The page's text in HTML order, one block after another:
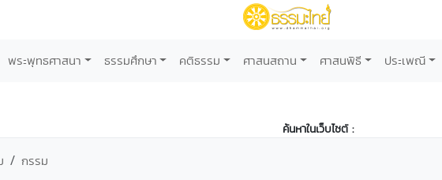
พระพุทธศาสนา ธรรมศึกษา คติธรรม ศาสนสถาน ศาสนพิธี ประเพณี
ค้นหาในเว็บไซต์ :
กรรม